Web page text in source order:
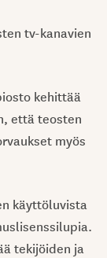
tv-kanavien
kehittää
että teosten
myös
käyttöluvista
tekijöiden ja